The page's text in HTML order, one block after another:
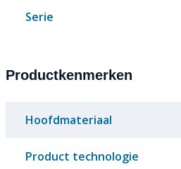
Serie
Productkenmerken
Hoofdmateriaal
Product technologie